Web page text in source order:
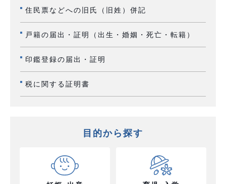
住民票などへの旧氏（旧姓）併記
戸籍の届出・証明（出生・婚姻・死亡・転籍）
印鑑登録の届出・証明
税に関する証明書
目的から探す